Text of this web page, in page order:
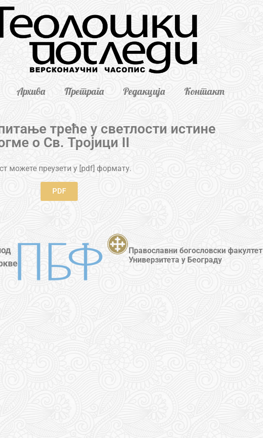
Архива Претрага Редакција Контакт
треће у светлости истине
о Св. Тројици II
можете преузети у [pdf] формату.
PDF
Православни богословски факултет
Универзитета у Београду